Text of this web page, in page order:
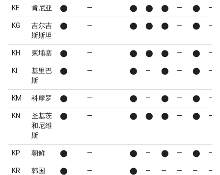
KE 肯尼亚 ⬤ — ⬤ ⬤ ⬤ — ⬤ —
KG
吉尔吉
斯斯坦
⬤ — ⬤ ⬤ ⬤ — ⬤ —
KH 柬埔寨 ⬤ — ⬤ ⬤ ⬤ — ⬤ —
KI
基里巴
斯
⬤ — ⬤ — ⬤ — ⬤ —
KM 科摩罗 ⬤ — ⬤ — ⬤ — ⬤ —
KN
圣基茨
和尼维
斯
⬤ — ⬤ ⬤ ⬤ — ⬤ —
KP 朝鲜 ⬤ — ⬤ — ⬤ — ⬤ —
KR 韩国 ⬤ — ⬤ — — — — —